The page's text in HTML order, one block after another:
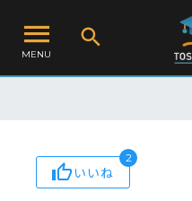
MENU
いいね
2